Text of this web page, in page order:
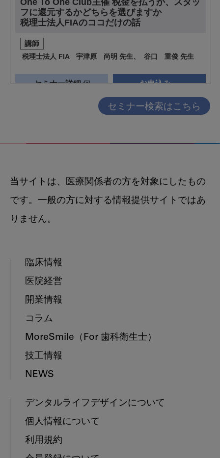
セミナー検索はこちら
当サイトは、医療関係者の方を対象にしたもの
です。一般の方に対する情報提供サイトではあ
りません。
臨床情報
医院経営
開業情報
コラム
MoreSmile （For 歯科衛生士）
技工情報
NEWS
デンタルライフデザインについて
個人情報について
利用規約